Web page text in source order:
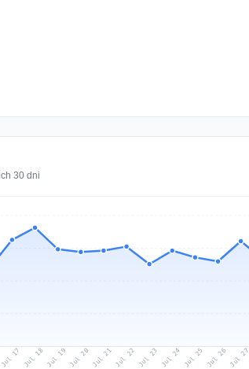
30 dni
Jul 17 Jul 18Jul 19 Jul 20 Jul 21Jul 22 Jul 23 Jul 24 Jul 25 Jul 26Jul 27